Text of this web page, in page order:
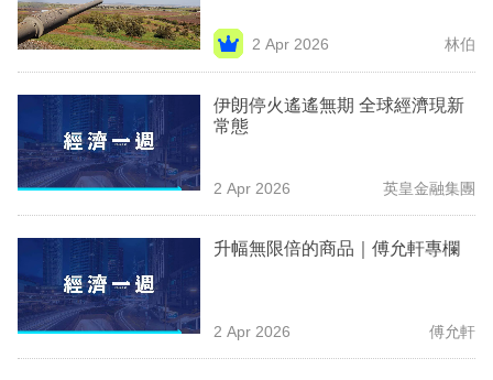
事
欄
訂
閱
區
2 Apr 2026 林伯
伊朗停火遙遙無期 全球經濟現新
常態
2 Apr 2026 英皇金融集團
升幅無限倍的商品｜傅允軒專欄
2 Apr 2026 傅允軒